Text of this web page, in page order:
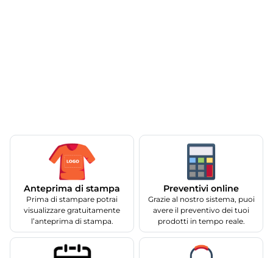
Anteprima di stampa
Prima di stampare potrai
visualizzare gratuitamente
l’anteprima di stampa.
Preventivi online
Grazie al nostro sistema, puoi
avere il preventivo dei tuoi
prodotti in tempo reale.